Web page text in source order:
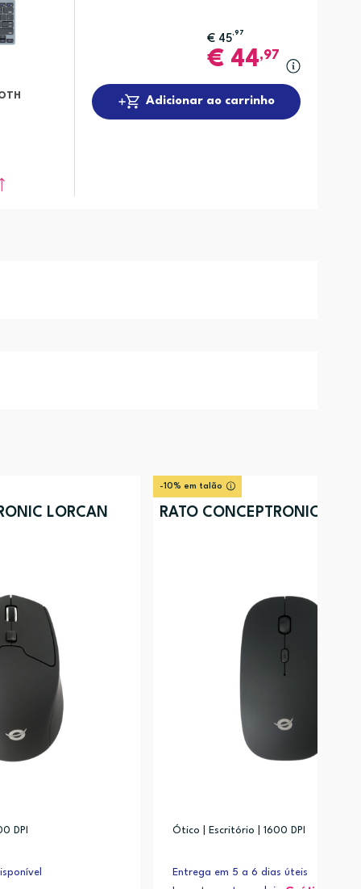
€ 45 ,97
€ 44,97
Adicionar ao carrinho
LORCAN
DPI
-10% em talão
RATO CONCEPTRONIC
Ótico | Escritório | 1600 DPI
Entrega em 5 a 6 dias úteis